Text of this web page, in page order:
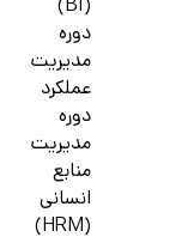
(BI)
دوره
مدیریت
عملکرد
دوره
مدیریت
منابع
انسانی
(HRM)